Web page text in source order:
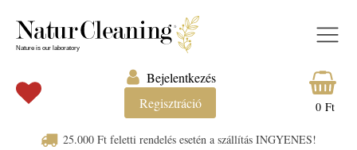
25.000 Ft feletti rendelés esetén a szállítás INGYENES!
Bejelentkezés
Regisztráció
0 Ft